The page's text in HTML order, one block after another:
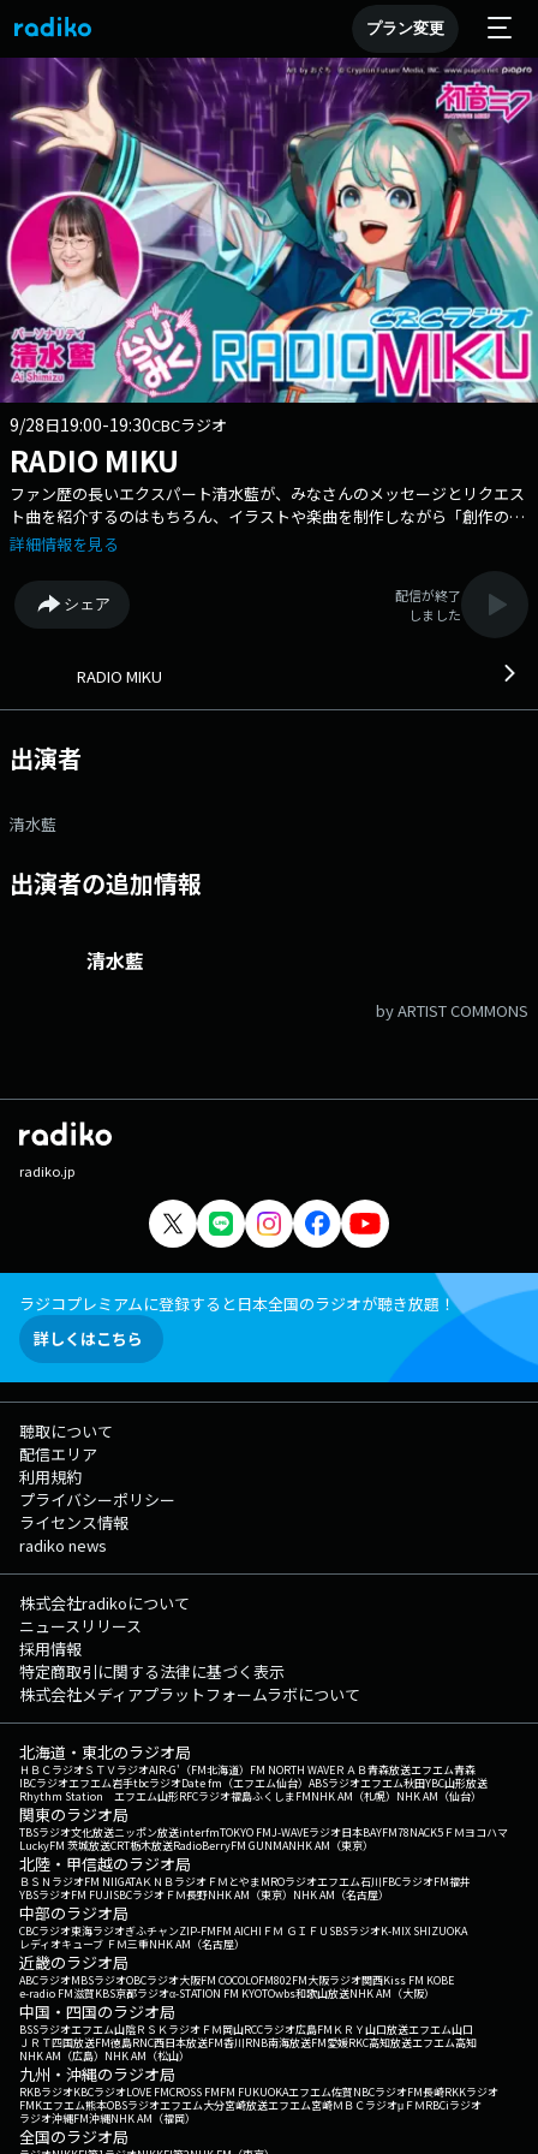
プラン変更
9/28日19:00-19:30CBCラジオ
RADIO MIKU
ファン歴の長いエクスパート清水藍が、みなさんのメッセージとリクエス
ト曲を紹介するのはもちろん、イラストや楽曲を制作しながら「創作の連
鎖」を楽しむ30分。 おすすめの楽曲、ミクの仲間たち、季節ならではの
記事を読む→こちら 番組へのおたよりは こちら FAXは 052-263-6800
まで
詳細情報を見る
シェア
配信が終了
しました
RADIO MIKU
出演者
清水藍
出演者の追加情報
清水藍
by ARTIST COMMONS
radiko.jp
ラジコプレミアムに登録すると日本全国のラジオが聴き放題！
詳しくはこちら
聴取について
配信エリア
利用規約
プライバシーポリシー
ライセンス情報
radiko news
株式会社radikoについて
ニュースリリース
採用情報
特定商取引に関する法律に基づく表示
株式会社メディアプラットフォームラボについて
北海道・東北のラジオ局
ＨＢＣラジオＳＴＶラジオAIR-G'（FM北海道） FM NORTH WAVEＲＡＢ青森放送エフエム青森
IBCラジオエフエム岩手tbcラジオDate fm（エフエム仙台） ABSラジオエフエム秋田YBC山形放送
Rhythm Station エフエム山形RFCラジオ福島ふくしまFMNHK AM（札幌） NHK AM（仙台）
関東のラジオ局
TBSラジオ文化放送ニッポン放送interfmTOKYO FMJ-WAVEラジオ日本BAYFM78NACK5 ＦＭヨコハマ
LuckyFM 茨城放送CRT栃木放送RadioBerryFM GUNMANHK AM（東京）
北陸・甲信越のラジオ局
ＢＳＮラジオFM NIIGATAＫＮＢラジオ ＦＭとやまMROラジオエフエム石川FBCラジオFM福井
YBSラジオFM FUJISBCラジオ ＦＭ長野NHK AM（東京） NHK AM（名古屋）
中部のラジオ局
CBCラジオ東海ラジオぎふチャンZIP-FMFM AICHI ＦＭ ＧＩＦＵ SBSラジオK-MIX SHIZUOKA
レディオキューブ ＦＭ三重NHK AM（名古屋）
近畿のラジオ局
ABCラジオMBSラジオOBCラジオ大阪FM COCOLOFM802FM大阪ラジオ関西Kiss FM KOBE
e-radio FM滋賀KBS京都ラジオα-STATION FM KYOTOwbs和歌山放送NHK AM（大阪）
中国・四国のラジオ局
BSSラジオエフエム山陰ＲＳＫラジオ ＦＭ岡山RCCラジオ広島FM ＫＲＹ山口放送エフエム山口
ＪＲＴ四国放送FM徳島RNC西日本放送FM香川RNB南海放送FM愛媛RKC高知放送エフエム高知
NHK AM（広島） NHK AM（松山）
九州・沖縄のラジオ局
RKBラジオKBCラジオLOVE FMCROSS FMFM FUKUOKAエフエム佐賀NBCラジオFM長崎RKKラジオ
FMKエフエム熊本OBSラジオエフエム大分宮崎放送エフエム宮崎ＭＢＣラジオμＦＭRBCiラジオ
ラジオ沖縄FM沖縄NHK AM（福岡）
全国のラジオ局